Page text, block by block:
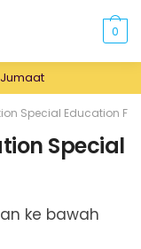
0
Special Education
Special
ke bawah